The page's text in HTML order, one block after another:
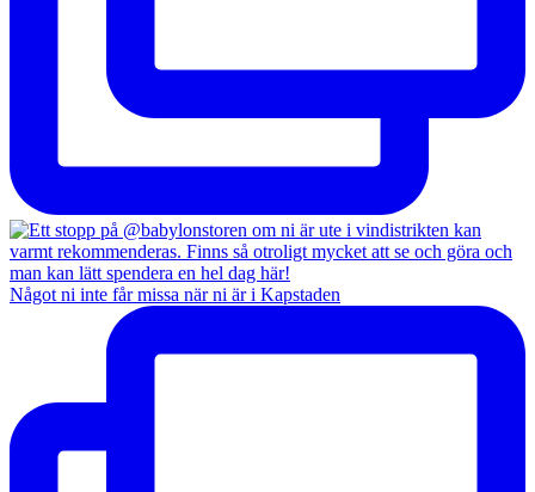
Något ni inte får missa när ni är i Kapstaden